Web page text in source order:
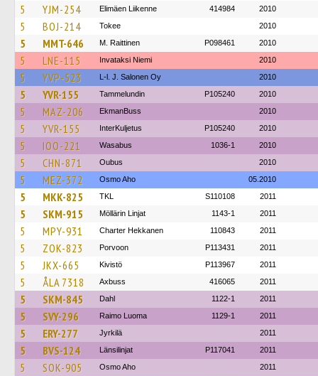
5 YJM-254 Elimäen Liikenne 414984 2010
5 BOJ-214 Tokee 2010
5 MMT-646 M. Raittinen P098461 2010
5 LNE-115 Invataksi Niemi 2010
5 YVP-523 L-l. J. Salonen Oy 2010
5 YVR-155 Tammelundin P105240 2010
5 MAZ-206 EkmanBuss 2010
5 YVR-155 InterKuljetus P105240 2010
5 IOO-221 Wasabus 1036-1 2010
5 CHN-871 Oubus 2010
5 MEZ-372 Osmo Aho 05.2010
5 MKK-825 TKL S110108 2011
5 SKM-915 Möllärin Linjat 1143-1 2011
5 MPY-931 Charter Hekkanen 110843 2011
5 ZOK-823 Porvoon P113431 2011
5 JKX-665 Kivistö P113967 2011
5 ÅLA 7318 Axbuss 416065 2011
5 SKM-845 Dahl 1122-1 2011
5 SVY-296 Raimo Luoma 1129-1 2011
5 ERY-277 Jyrkilä 2011
5 BVS-124 Länsilinjat P117041 2011
5 SOK-905 Osmo Aho 2011